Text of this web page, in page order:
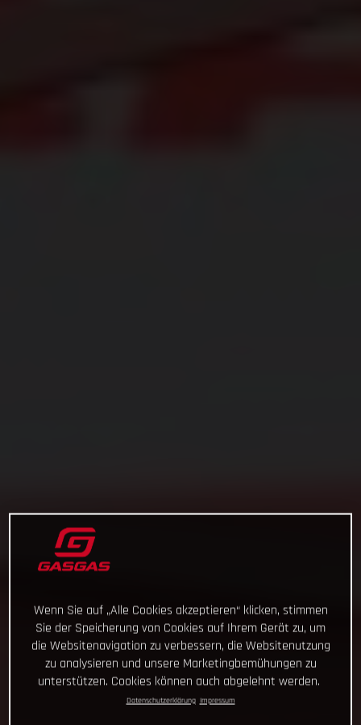
Wenn Sie auf „Alle Cookies akzeptieren“ klicken, stimmen
Sie der Speicherung von Cookies auf Ihrem Gerät zu, um
die Websitenavigation zu verbessern, die Websitenutzung
zu analysieren und unsere Marketingbemühungen zu
unterstützen. Cookies können auch abgelehnt werden.
Datenschutzerklärung Impressum